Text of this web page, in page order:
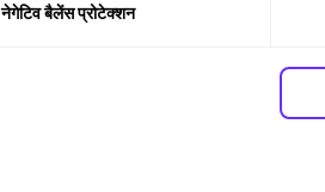
नेगेटिव बैलेंस प्रोटेक्शन